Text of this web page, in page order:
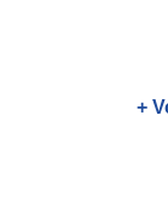
+